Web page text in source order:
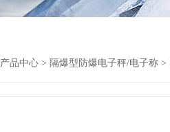
产品中心 > 隔爆型防爆电子秤/电子称 >